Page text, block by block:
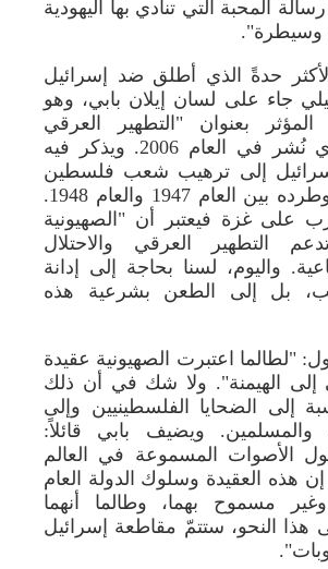
المحبة التي تنادي بها اليهودية
وسيطرة".
الأكثر حدةً الذي أطلق ضد إسرائيل
جاء على لسان إيلان بابي، وهو
بعنوان "التطهير العرقي
لفلسطين" الذي نُشر في العام 2006. ويذكر فيه
إلى ترهيب شعب فلسطين
الأصلي وقتله وطرده بين العام 1947 والعام 1948.
على غزة فيعتبر أن "الصهيونية
التطهير العرقي والاحتلال
واليوم، لسنا بحاجة إلى إدانة
بل إلى الطعن بشرعية هذه
"لطالما اعتبرت الصهيونية عقيدة
الهيمنة". ولا شك في أن ذلك
إلى الضحايا الفلسطينيين وإلى
ويضيف بابي قائلاً:
الأصوات المسموعة في العالم
إن هذه العقيدة وسلوك الدولة العام
مسموح بهما، وطالما أنهما
النحو، ستتمّ مقاطعة إسرائيل